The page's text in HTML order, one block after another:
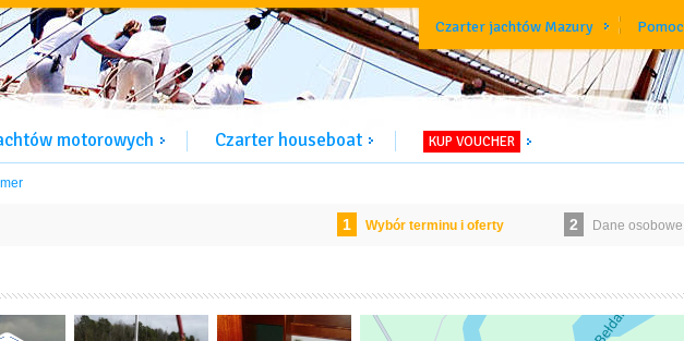
Czarter jachtów Mazury Pomoc
motorowych Czarter houseboat KUP VOUCHER
1 Wybór terminu i oferty 2 Dane osobowe